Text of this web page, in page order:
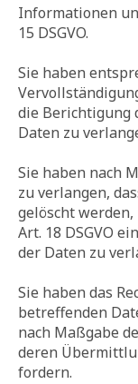
Informationen
15 DSGVO.
Sie haben
die Berichtigung
Daten zu
Sie haben nach
zu verlangen,
gelöscht
Art. 18 DSGVO
der Daten zu
Sie haben das
betreffenden
nach Maßgabe
deren
fordern.